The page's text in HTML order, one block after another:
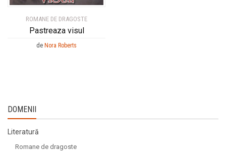
ROMANE DE DRAGOSTE
Pastreaza visul
de Nora Roberts
DOMENII
Literatură
Romane de dragoste